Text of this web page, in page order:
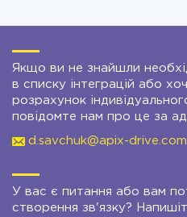
Якщо ви не знайшли
в списку інтеграцій або
розрахунок
повідомте нам про це за
d.savchuk@apix-drive.com
У вас є питання або вам
створення зв'язку?